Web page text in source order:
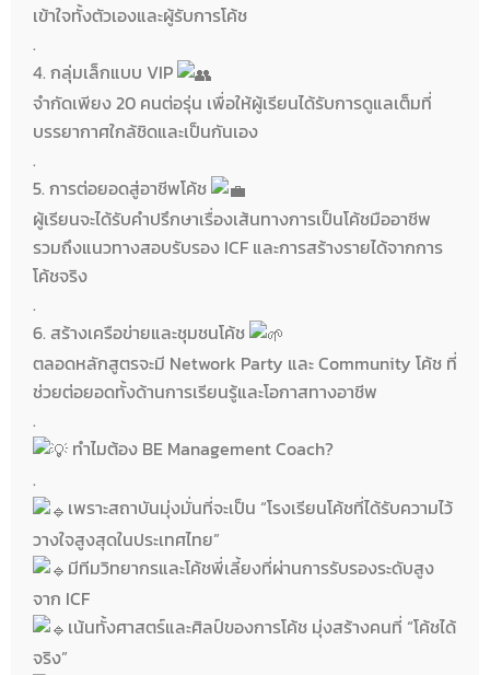
เข้าใจทั้งตัวเองและผู้รับการโค้ช
.
4. กลุ่มเล็กแบบ VIP
จำกัดเพียง 20 คนต่อรุ่น เพื่อให้ผู้เรียนได้รับการดูแลเต็มที่
บรรยากาศใกล้ชิดและเป็นกันเอง
.
5. การต่อยอดสู่อาชีพโค้ช
ผู้เรียนจะได้รับคำปรึกษาเรื่องเส้นทางการเป็นโค้ชมืออาชีพ
รวมถึงแนวทางสอบรับรอง ICF และการสร้างรายได้จากการ
โค้ชจริง
.
6. สร้างเครือข่ายและชุมชนโค้ช
ตลอดหลักสูตรจะมี Network Party และ Community โค้ช ที่
ช่วยต่อยอดทั้งด้านการเรียนรู้และโอกาสทางอาชีพ
.
ทำไมต้อง BE Management Coach?
.
เพราะสถาบันมุ่งมั่นที่จะเป็น “โรงเรียนโค้ชที่ได้รับความไว้
วางใจสูงสุดในประเทศไทย”
มีทีมวิทยากรและโค้ชพี่เลี้ยงที่ผ่านการรับรองระดับสูง
จาก ICF
เน้นทั้งศาสตร์และศิลป์ของการโค้ช มุ่งสร้างคนที่ “โค้ชได้
จริง”